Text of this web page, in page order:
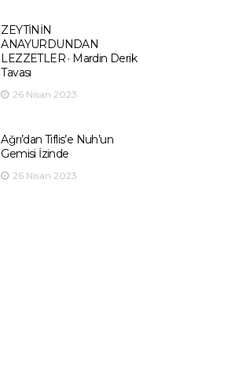
ZEYTİNİN
ANAYURDUNDAN
LEZZETLER · Mardin Derik
Tavası
26 Nisan 2023
Ağrı’dan Tiflis’e Nuh’un
Gemisi İzinde
26 Nisan 2023